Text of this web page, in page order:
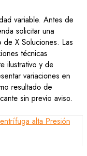
variable. Antes de
solicitar una
X Soluciones. Las
técnicas
ilustrativo y de
variaciones en
resultado de
sin previo aviso.